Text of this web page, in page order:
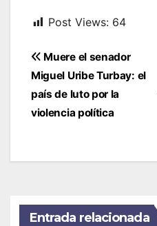
Post Views: 64
Navegación
de
entradas
Muere el senador
Miguel Uribe Turbay: el
país de luto por la
violencia política
Entrada relacionada